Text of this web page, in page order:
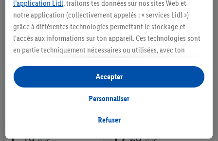
d’envies
liste
d’envies
Aliment pour chat premium
diverses sortes
l’application Lidl, traitons tes données sur nos sites Web et
notre application (collectivement appelés : « services Lidl »)
grâce à différentes technologies permettant le stockage et
l'accès aux informations sur ton appareil. Ces technologies sont
en partie techniquement nécessaires ou utilisées, avec ton
statistiques ou la publicité personnalisée à l'intérieur et à
l'extérieur des services Lidl. Si tu es membre du programme Lidl
Plus, des données relatives à ton comportement d'achat en
Sous « Personnaliser », tu peux autoriser certaines finalités
Refuser
Personnaliser
Accepter